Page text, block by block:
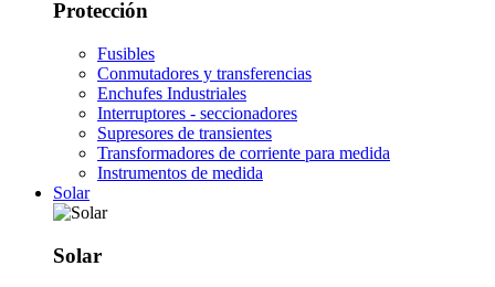
Protección
Fusibles
Conmutadores y transferencias
Enchufes Industriales
Interruptores - seccionadores
Supresores de transientes
Transformadores de corriente para medida
Instrumentos de medida
Solar
Solar